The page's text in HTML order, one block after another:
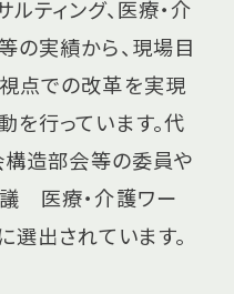
ティング、医療・介
の実績から、現場目
点での改革を実現
を行っています。代
造部会等の委員や
医療・介護ワー
選出されています。